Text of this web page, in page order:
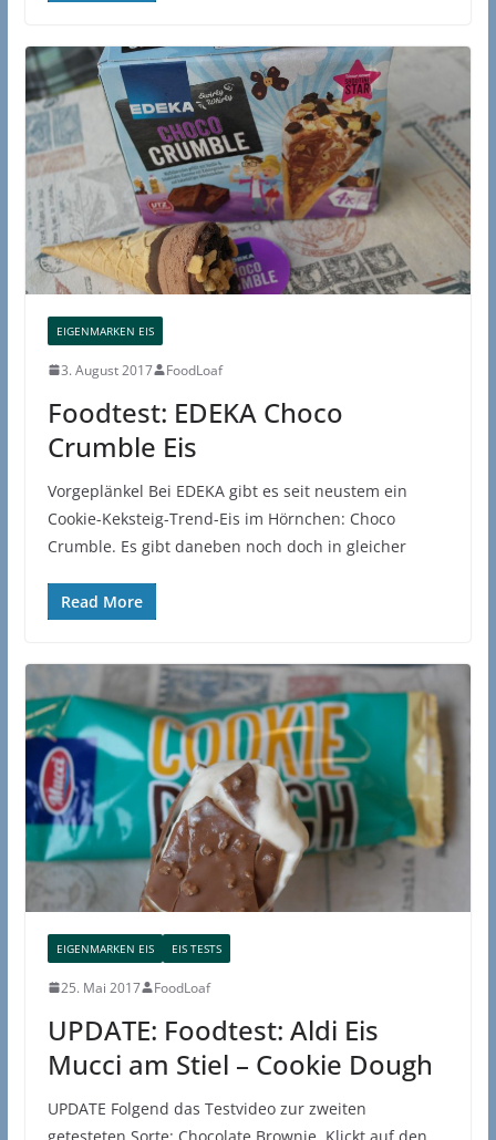
EIGENMARKEN EIS
3. August 2017 FoodLoaf
Foodtest: EDEKA Choco
Crumble Eis
Vorgeplänkel Bei EDEKA gibt es seit neustem ein
Cookie-Keksteig-Trend-Eis im Hörnchen: Choco
Crumble. Es gibt daneben noch doch in gleicher
Read More
EIGENMARKEN EIS EIS TESTS
25. Mai 2017 FoodLoaf
UPDATE: Foodtest: Aldi Eis
Mucci am Stiel – Cookie Dough
UPDATE Folgend das Testvideo zur zweiten
getesteten Sorte: Chocolate Brownie. Klickt auf den